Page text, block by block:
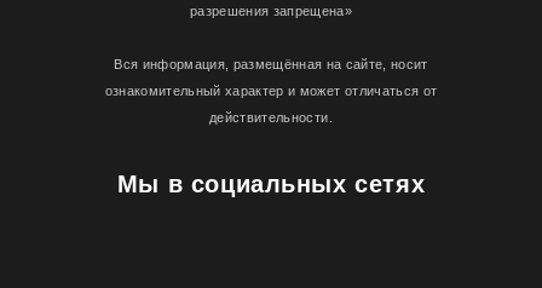
Мы в социальных сетях
разрешения запрещена»
Вся информация, размещённая на сайте, носит
ознакомительный характер и может отличаться от
действительности.